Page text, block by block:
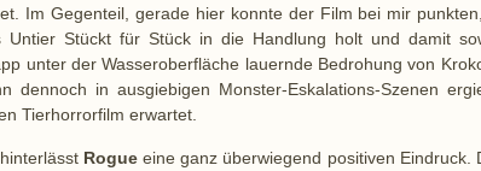
Im Gegenteil, gerade hier konnte der Film bei mir
Untier Stückt für Stück in die Handlung holt und damit
unter der Wasseroberfläche lauernde Bedrohung von
dennoch in ausgiebigen Monster-Eskalations-Szenen
Tierhorrorfilm erwartet.
Rogueeine ganz überwiegend positiven Eindruck.